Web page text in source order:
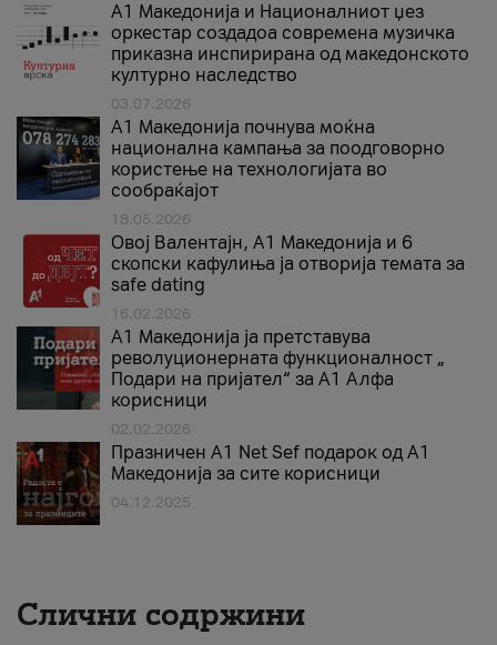
А1 Македонија и Националниот џез
оркестар создадоа современа музичка
приказна инспирирана од македонското
културно наследство
03.07.2026
A1 Македонија почнува моќна
национална кампања за поодговорно
користење на технологијата во
сообраќајот
18.05.2026
Овој Валентајн, A1 Македонија и 6
скопски кафулиња ја отворија темата за
safe dating
16.02.2026
А1 Македонија ја претставува
револуционерната функционалност „
Подари на пријател“ за А1 Алфа
корисници
02.02.2026
Празничен A1 Net Sеf подарок од А1
Македонија за сите корисници
04.12.2025
Слични содржини